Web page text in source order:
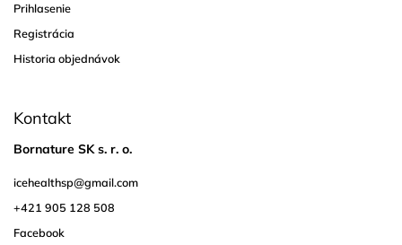
Prihlasenie
Registrácia
Historia objednávok
Kontakt
Bornature SK s. r. o.
icehealthsp@gmail.com
+421 905 128 508
Facebook